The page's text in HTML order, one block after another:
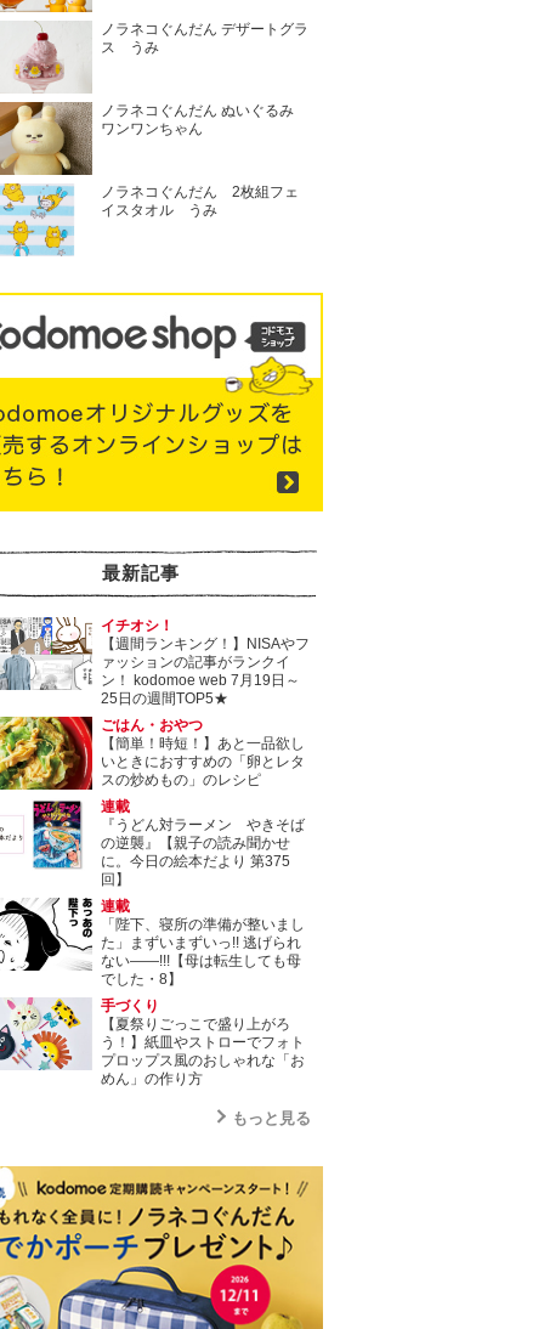
ノラネコぐんだん デザートグラ
ス うみ
ノラネコぐんだん ぬいぐるみ
ワンワンちゃん
ノラネコぐんだん 2枚組フェ
イスタオル うみ
最新記事
イチオシ！
【週間ランキング！】NISAやフ
ァッションの記事がランクイ
ン！ kodomoe web 7月19日～
25日の週間TOP5★
ごはん・おやつ
【簡単！時短！】あと一品欲し
いときにおすすめの「卵とレタ
スの炒めもの」のレシピ
連載
『うどん対ラーメン やきそば
の逆襲』【親子の読み聞かせ
に。今日の絵本だより 第375
回】
連載
「陛下、寝所の準備が整いまし
た」まずいまずいっ!! 逃げられ
ない――!!!【母は転生しても母
でした・8】
手づくり
【夏祭りごっこで盛り上がろ
う！】紙皿やストローでフォト
プロップス風のおしゃれな「お
めん」の作り方
もっと見る